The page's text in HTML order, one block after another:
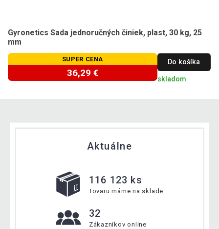
Gyronetics Sada jednoručných činiek, plast, 30 kg, 25
mm
SUPER CENA
36,29 €
Do košíka
skladom
Aktuálne
116 123 ks
Tovaru máme na sklade
32
Zákazníkov online